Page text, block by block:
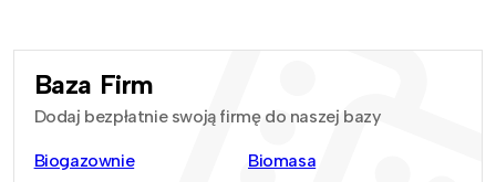
Baza Firm
Dodaj bezpłatnie swoją firmę do naszej bazy
Biogazownie
Biomasa